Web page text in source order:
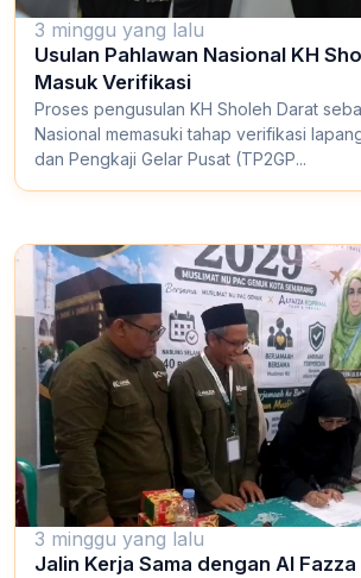
3 minggu yang lalu
Usulan Pahlawan Nasional KH
Masuk Verifikasi
Proses pengusulan KH Sholeh Darat
Nasional memasuki tahap verifikasi
dan Pengkaji Gelar Pusat (TP2GP...
3 minggu yang lalu
Jalin Kerja Sama dengan Al